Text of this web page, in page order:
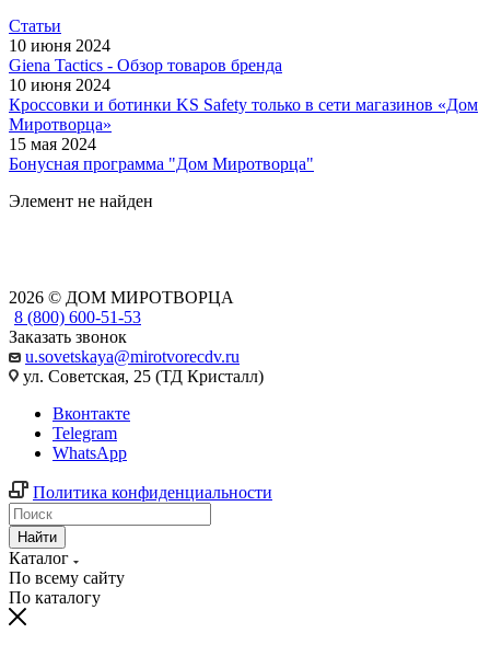
Статьи
10 июня 2024
Giena Tactics - Обзор товаров бренда
10 июня 2024
Кроссовки и ботинки KS Safety только в сети магазинов «Дом
Миротворца»
15 мая 2024
Бонусная программа "Дом Миротворца"
Элемент не найден
2026 © ДОМ МИРОТВОРЦА
8 (800) 600-51-53
Заказать звонок
u.sovetskaya@mirotvorecdv.ru
ул. Советская, 25 (ТД Кристалл)
Вконтакте
Telegram
WhatsApp
Политика конфиденциальности
Найти
Каталог
По всему сайту
По каталогу